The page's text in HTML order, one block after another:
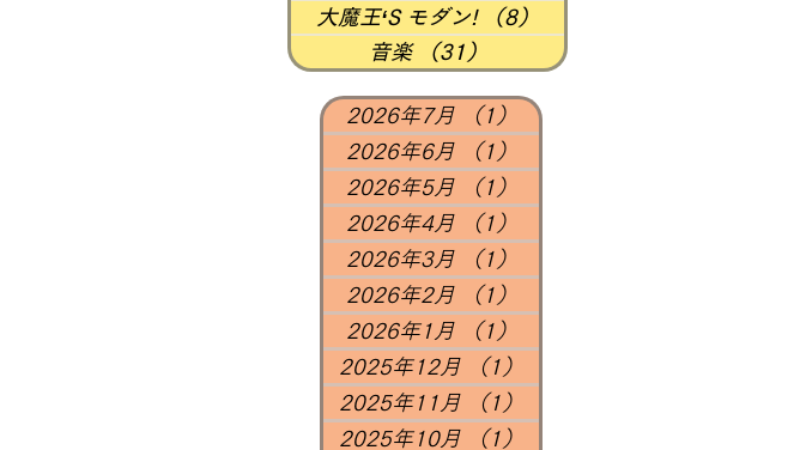
大魔王‘S モダン!
（8）
音楽
（31） 31件の記事
2026年7月 （1）
1件の記事
2026年6月
（1）
2026年5月
（1）
2026年4月
（1）
2026年3月
（1）
2026年2月
（1）
2026年1月
（1）
2025年12月
（1）
2025年11月
（1）
2025年10月
（1）